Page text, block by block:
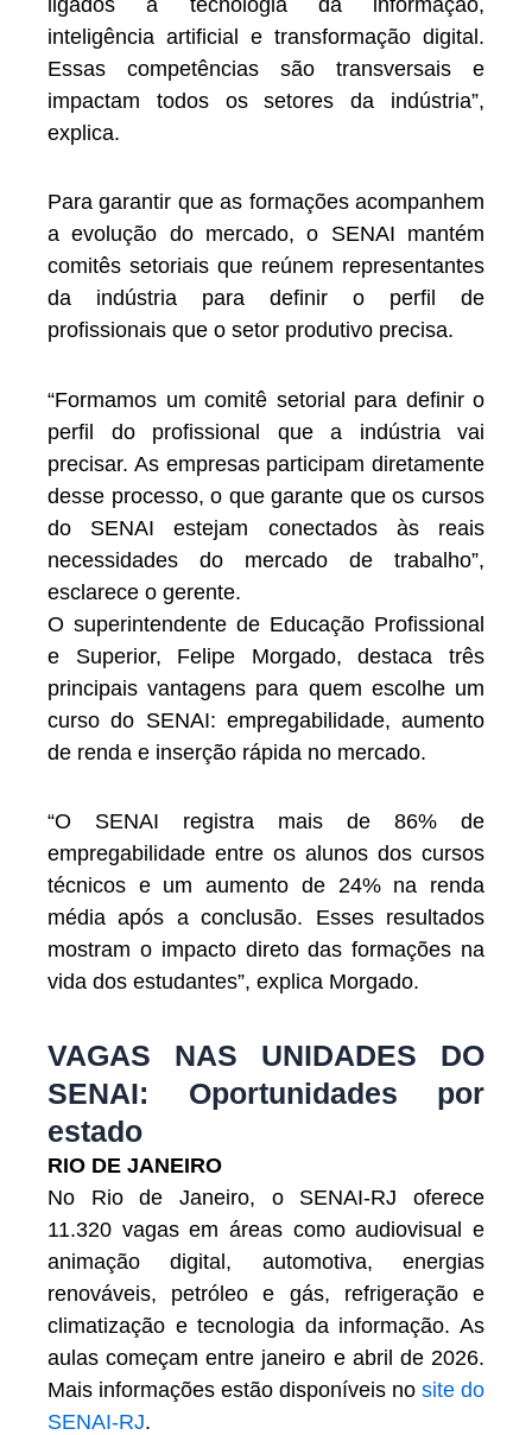
inteligência artificial e transformação digital.
Essas competências são transversais e
impactam todos os setores da indústria”,
explica.
Para garantir que as formações acompanhem
a evolução do mercado, o SENAI mantém
comitês setoriais que reúnem representantes
da indústria para definir o perfil de
profissionais que o setor produtivo precisa.
“Formamos um comitê setorial para definir o
perfil do profissional que a indústria vai
precisar. As empresas participam diretamente
desse processo, o que garante que os cursos
do SENAI estejam conectados às reais
necessidades do mercado de trabalho”,
esclarece o gerente.
O superintendente de Educação Profissional
e Superior, Felipe Morgado, destaca três
principais vantagens para quem escolhe um
curso do SENAI: empregabilidade, aumento
de renda e inserção rápida no mercado.
“O SENAI registra mais de 86% de
empregabilidade entre os alunos dos cursos
técnicos e um aumento de 24% na renda
média após a conclusão. Esses resultados
mostram o impacto direto das formações na
vida dos estudantes”, explica Morgado.
VAGAS NAS UNIDADES DO
SENAI: Oportunidades por
estado
RIO DE JANEIRO
No Rio de Janeiro, o SENAI-RJ oferece
11.320 vagas em áreas como audiovisual e
animação digital, automotiva, energias
renováveis, petróleo e gás, refrigeração e
climatização e tecnologia da informação. As
aulas começam entre janeiro e abril de 2026.
Mais informações estão disponíveis no site do
SENAI-RJ.